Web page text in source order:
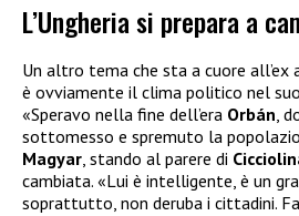
L’Ungheria si prepara a
Un altro tema che sta a cuore
è ovviamente il clima politico nel suo
«Speravo nella fine dell’era Orbán,
sottomesso e spremuto la
Magyar, stando al parere di
cambiata. «Lui è intelligente, è un
soprattutto, non deruba i cittadini.